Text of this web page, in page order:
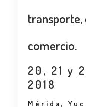
transporte,
comercio.
20, 21 y
2018
Mérida,